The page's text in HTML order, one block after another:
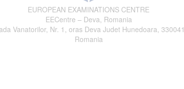
EUROPEAN EXAMINATIONS CENTRE
EECentre – Deva, Romania
Vanatorilor, Nr. 1, oras Deva Judet Hunedoara, 330041,
Romania